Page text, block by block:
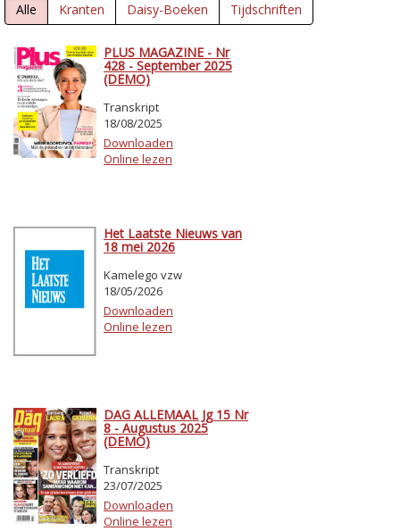
Alle Kranten Daisy-Boeken Tijdschriften
PLUS MAGAZINE - Nr
428 - September 2025
(DEMO)
Transkript
18/08/2025
Downloaden
Online lezen
Het Laatste Nieuws van
18 mei 2026
Kamelego vzw
18/05/2026
Downloaden
Online lezen
DAG ALLEMAAL Jg 15 Nr
8 - Augustus 2025
(DEMO)
Transkript
23/07/2025
Downloaden
Online lezen